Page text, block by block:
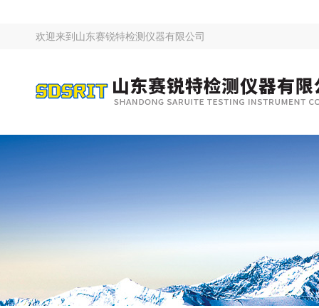
欢迎来到 山东赛锐特检测仪器有限公司